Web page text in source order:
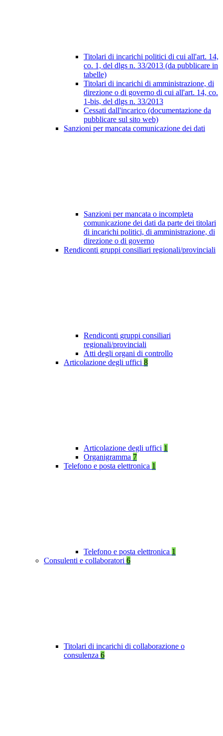
Titolari di incarichi politici di cui all'art. 14,
co. 1, del dlgs n. 33/2013 (da pubblicare in
tabelle)
Titolari di incarichi di amministrazione, di
direzione o di governo di cui all'art. 14, co.
1-bis, del dlgs n. 33/2013
Cessati dall'incarico (documentazione da
pubblicare sul sito web)
Sanzioni per mancata comunicazione dei dati
Sanzioni per mancata o incompleta
comunicazione dei dati da parte dei titolari
di incarichi politici, di amministrazione, di
direzione o di governo
Rendiconti gruppi consiliari regionali/provinciali
Rendiconti gruppi consiliari
regionali/provinciali
Atti degli organi di controllo
Articolazione degli uffici 8
Articolazione degli uffici 1
Organigramma 7
Telefono e posta elettronica 1
Telefono e posta elettronica 1
Consulenti e collaboratori 6
Titolari di incarichi di collaborazione o
consulenza 6